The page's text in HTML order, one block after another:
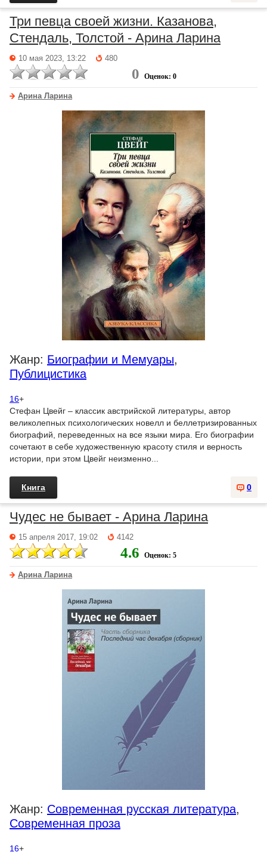
Три певца своей жизни. Казанова,
Стендаль, Толстой - Арина Ларина
10 мая 2023, 13:22 480
0 Оценок: 0
Арина Ларина
Жанр: Биографии и Мемуары,
Публицистика
16+
Стефан Цвейг – классик австрийской литературы, автор
великолепных психологических новелл и беллетризированных
биографий, переведенных на все языки мира. Его биографии
сочетают в себе художественную красоту стиля и верность
истории, при этом Цвейг неизменно...
0
Книга
Чудес не бывает - Арина Ларина
15 апреля 2017, 19:02 4142
4.6 Оценок: 5
Арина Ларина
Жанр: Современная русская литература,
Современная проза
16+